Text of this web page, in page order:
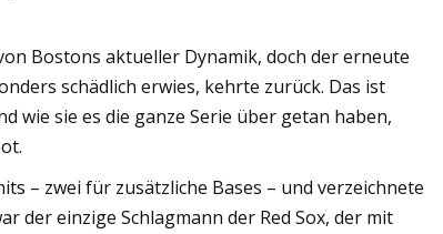
Bostons aktueller Dynamik, doch der erneute
schädlich erwies, kehrte zurück. Das ist
wie sie es die ganze Serie über getan haben,
– zwei für zusätzliche Bases – und verzeichnete
der einzige Schlagmann der Red Sox, der mit